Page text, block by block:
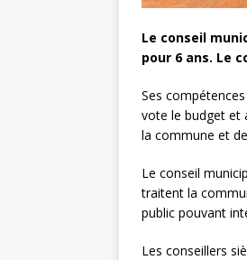
Le conseil
pour 6 ans. Le
Ses
vote le budget et
la commune et
Le conseil
traitent la
public pouvant
Les conseillers